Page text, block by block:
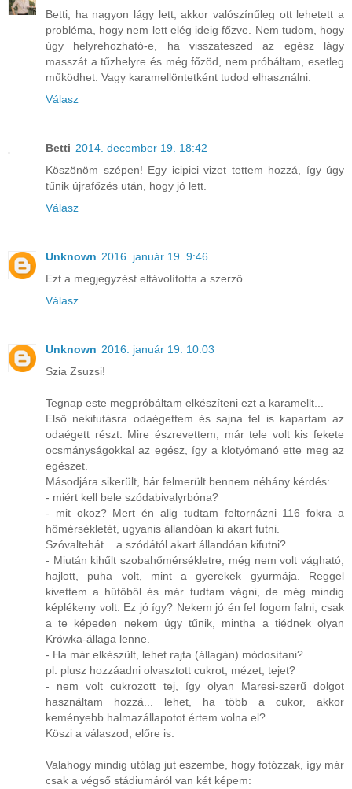
Betti, ha nagyon lágy lett, akkor valószínűleg ott lehetett a
probléma, hogy nem lett elég ideig főzve. Nem tudom, hogy
úgy helyrehozható-e, ha visszateszed az egész lágy
masszát a tűzhelyre és még főzöd, nem próbáltam, esetleg
működhet. Vagy karamellöntetként tudod elhasználni.
Válasz
Betti 2014. december 19. 18:42
Köszönöm szépen! Egy icipici vizet tettem hozzá, így úgy
tűnik újrafőzés után, hogy jó lett.
Válasz
Unknown 2016. január 19. 9:46
Ezt a megjegyzést eltávolította a szerző.
Válasz
Unknown 2016. január 19. 10:03
Szia Zsuzsi!
Tegnap este megpróbáltam elkészíteni ezt a karamellt...
Első nekifutásra odaégettem és sajna fel is kapartam az
odaégett részt. Mire észrevettem, már tele volt kis fekete
ocsmányságokkal az egész, így a klotyómanó ette meg az
egészet.
Másodjára sikerült, bár felmerült bennem néhány kérdés:
- miért kell bele szódabivalyrbóna?
- mit okoz? Mert én alig tudtam feltornázni 116 fokra a
hőmérsékletét, ugyanis állandóan ki akart futni.
Szóvaltehát... a szódától akart állandóan kifutni?
- Miután kihűlt szobahőmérsékletre, még nem volt vágható,
hajlott, puha volt, mint a gyerekek gyurmája. Reggel
kivettem a hűtőből és már tudtam vágni, de még mindig
képlékeny volt. Ez jó így? Nekem jó én fel fogom falni, csak
a te képeden nekem úgy tűnik, mintha a tiédnek olyan
Krówka-állaga lenne.
- Ha már elkészült, lehet rajta (állagán) módosítani?
pl. plusz hozzáadni olvasztott cukrot, mézet, tejet?
- nem volt cukrozott tej, így olyan Maresi-szerű dolgot
használtam hozzá... lehet, ha több a cukor, akkor
keményebb halmazállapotot értem volna el?
Köszi a válaszod, előre is.
Valahogy mindig utólag jut eszembe, hogy fotózzak, így már
csak a végső stádiumáról van két képem: